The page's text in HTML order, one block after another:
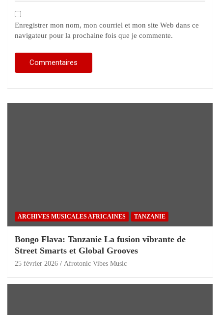
Enregistrer mon nom, mon courriel et mon site Web dans ce
navigateur pour la prochaine fois que je commente.
ARCHIVES MUSICALES AFRICAINES TANZANIE
Bongo Flava: Tanzanie La fusion vibrante de
Street Smarts et Global Grooves
25 février 2026 Afrotonic Vibes Music